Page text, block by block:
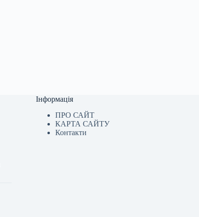
Інформація
ПРО САЙТ
КАРТА САЙТУ
Контакти